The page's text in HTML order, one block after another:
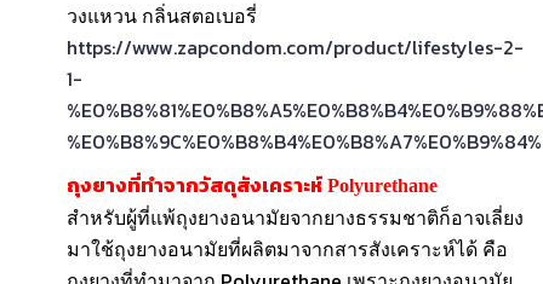
วงแหวน กลิ่นสตอเบอรี่
https://www.zapcondom.com/product/lifestyles-2-
1-
ถุงยางที่ทำจากวัสดุสังเคราะห์ Polyurethane
สำหรับผู้ที่แพ้ถุงยางอนามัยจากยางธรรมชาติก็อาจเลี่ยง
มาใช้ถุงยางอนามัยที่ผลิตมาจากสารสังเคราะห์ได้ คือ